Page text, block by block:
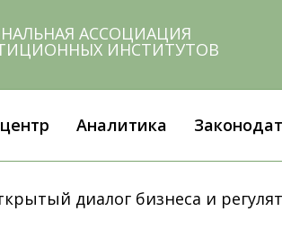
АССОЦИАЦИЯ
ИНСТИТУТОВ
Аналитика
диалог бизнеса и